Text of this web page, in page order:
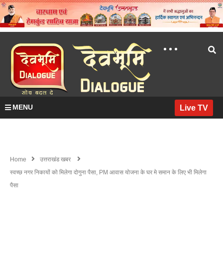
MENU Live TV
Home
उत्तराखंड खबर
स्वच्छ नगर निकायों को मिलेगा दोगुना पैसा, PM आवास योजना के घर मे समान के लिए भी मिलेगा
पैसा